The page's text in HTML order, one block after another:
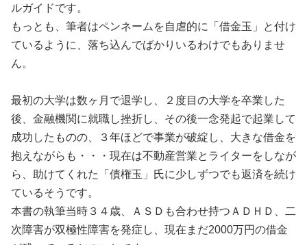
ルガイドです。
もっとも、筆者はペンネームを自虐的に「借金玉」と付け
ているように、落ち込んでばかりいるわけでもありませ
ん。
最初の大学は数ヶ月で退学し、２度目の大学を卒業した
後、金融機関に就職し挫折し、その後一念発起で起業して
成功したものの、３年ほどで事業が破綻し、大きな借金を
抱えながらも・・・現在は不動産営業とライターをしなが
ら、助けてくれた「債権玉」氏に少しずつでも返済を続け
ているそうです。
本書の執筆当時３４歳、ＡＳＤも合わせ持つＡＤＨＤ、二
次障害が双極性障害を発症し、現在まだ2000万円の借金